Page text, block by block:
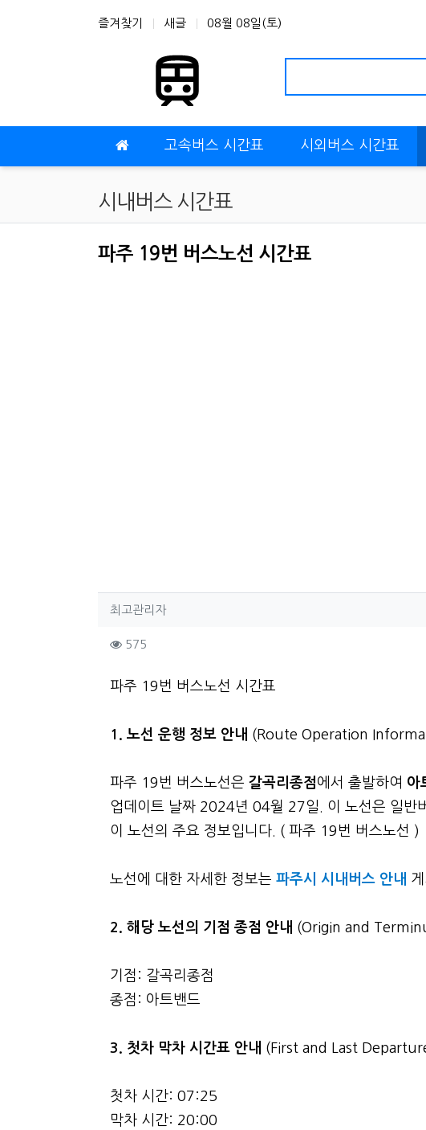
즐겨찾기 새글 08월 08일(토)
고속버스 시간표 시외버스 시간표
시내버스 시간표
파주 19번 버스노선 시간표
작성자 정보
최고관리자작성
컨텐츠 정보
575
본문
파주 19번 버스노선 시간표
1. 노선 운행 정보 안내 (Route Operation
파주 19번 버스노선은 갈곡리종점에서 출발하여 아
업데이트 날짜 2024년 04월 27일. 이 노선은 일반
이 노선의 주요 정보입니다. ( 파주 19번 버스노선 )
노선에 대한 자세한 정보는 파주시 시내버스 안내
2. 해당 노선의 기점 종점 안내 (Origin and
기점: 갈곡리종점
종점: 아트밴드
3. 첫차 막차 시간표 안내 (First and Last
첫차 시간: 07:25
막차 시간: 20:00